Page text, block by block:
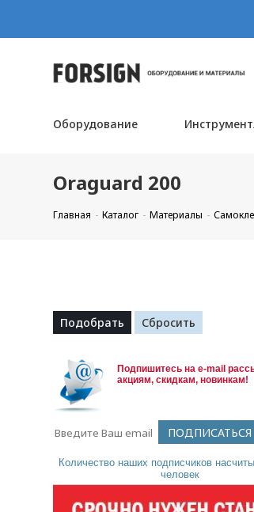
Оборудование
Oraguard 200
Главная Каталог Материалы
Подпишитесь на e-mail
акциям, скидкам, новинкам!
Количество наших подписчиков
человек